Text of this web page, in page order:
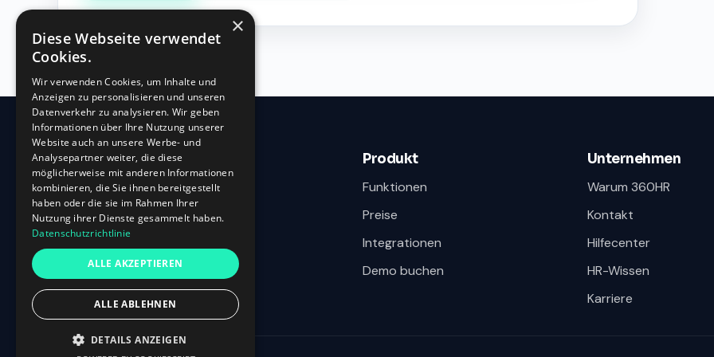
360HR
Oberbilker Allee 315
D-40227 Düsseldorf
+49 (0)211-87 507 907
Produkt
Funktionen
Preise
Integrationen
Demo buchen
Unternehmen
Warum 360HR
Kontakt
Hilfecenter
HR-Wissen
Karriere
×
Diese Webseite verwendet
Cookies.
Wir verwenden Cookies, um Inhalte und
Anzeigen zu personalisieren und unseren
Datenverkehr zu analysieren. Wir geben
Informationen über Ihre Nutzung unserer
Website auch an unsere Werbe- und
Analysepartner weiter, die diese
möglicherweise mit anderen Informationen
kombinieren, die Sie ihnen bereitgestellt
haben oder die sie im Rahmen Ihrer
Nutzung ihrer Dienste gesammelt haben.
Datenschutzrichtlinie
ALLE AKZEPTIEREN
ALLE ABLEHNEN
DETAILS ANZEIGEN